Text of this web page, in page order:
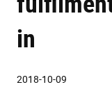
in
2018-10-09